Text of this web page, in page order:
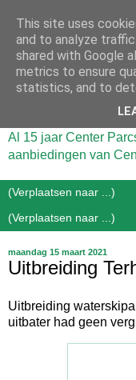
Al 15 jaar Center
aanbiedingen van
maandag 15 maart 2021
Uitbreiding
Uitbreiding
uitbater had geen
This site uses
and to analyze
shared with Google
metrics to ensure
statistics, and to